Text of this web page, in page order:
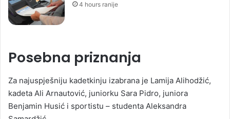
4 hours ranije
Posebna priznanja
Za najuspješniju kadetkinju izabrana je Lamija Alihodžić,
kadeta Ali Arnautović, juniorku Sara Pidro, juniora
Benjamin Husić i sportistu – studenta Aleksandra